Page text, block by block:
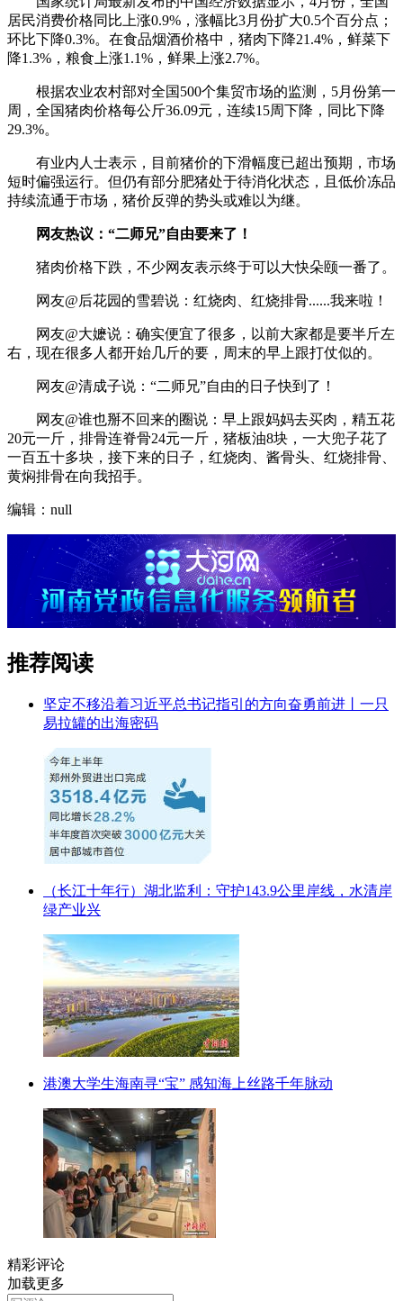
居民消费价格同比上涨0.9%，涨幅比3月份扩大0.5个百分点；
环比下降0.3%。在食品烟酒价格中，猪肉下降21.4%，鲜菜下
降1.3%，粮食上涨1.1%，鲜果上涨2.7%。
根据农业农村部对全国500个集贸市场的监测，5月份第一
周，全国猪肉价格每公斤36.09元，连续15周下降，同比下降
29.3%。
有业内人士表示，目前猪价的下滑幅度已超出预期，市场
短时偏强运行。但仍有部分肥猪处于待消化状态，且低价冻品
持续流通于市场，猪价反弹的势头或难以为继。
网友热议：“二师兄”自由要来了！
猪肉价格下跌，不少网友表示终于可以大快朵颐一番了。
网友@后花园的雪碧说：红烧肉、红烧排骨......我来啦！
网友@大嬷说：确实便宜了很多，以前大家都是要半斤左
右，现在很多人都开始几斤的要，周末的早上跟打仗似的。
网友@清成子说：“二师兄”自由的日子快到了！
网友@谁也掰不回来的圈说：早上跟妈妈去买肉，精五花
20元一斤，排骨连脊骨24元一斤，猪板油8块，一大兜子花了
一百五十多块，接下来的日子，红烧肉、酱骨头、红烧排骨、
黄焖排骨在向我招手。
编辑：null
推荐阅读
坚定不移沿着习近平总书记指引的方向奋勇前进丨一只
易拉罐的出海密码
（长江十年行）湖北监利：守护143.9公里岸线，水清岸
绿产业兴
港澳大学生海南寻“宝” 感知海上丝路千年脉动
精彩评论
加载更多